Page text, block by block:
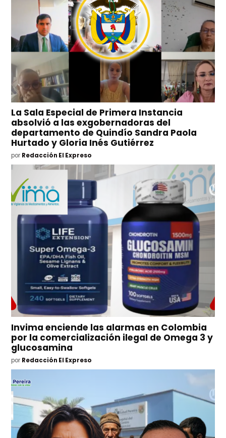
La Sala Especial de Primera Instancia
absolvió a las exgobernadoras del
departamento de Quindío Sandra Paola
Hurtado y Gloria Inés Gutiérrez
por Redacción El Expreso
Invima enciende las alarmas en Colombia
por la comercialización ilegal de Omega 3 y
glucosamina
por Redacción El Expreso